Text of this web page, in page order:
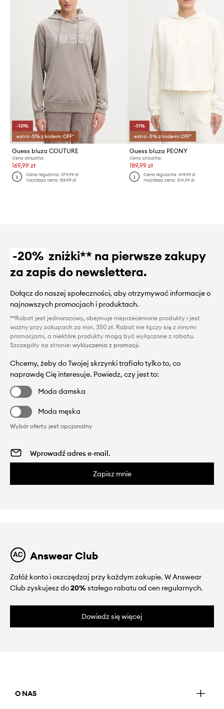
-10%
extra -5% z kodem: OFF*
Guess bluza COUTURE
Cena aktualna:
169,99 zł
Cena regularna:379,99 zł
Najniższa cena:189,99 zł
-11%
extra -5% z kodem: OFF*
Guess bluza PEONY
Cena aktualna:
189,99 zł
Cena regularna: 419,99 zł
Najniższa cena: 214,99 zł
-20% zniżki** na pierwsze zakupy
za zapis do newslettera.
Dołącz do naszej społeczności, aby otrzymywać informacje o
najnowszych promocjach i produktach.
**Rabat jest jednorazowy, obejmuje nieprzecenione produkty i jest
ważny przy zakupach za min. 350 zł. Rabat nie łączy się z innymi
promocjami, a niektóre produkty mogą być wyłączone z rabatu.
Szczegóły na stronie: wykluczenia z promocji.
Chcemy, żeby do Twojej skrzynki trafiało tylko to, co
naprawdę Cię interesuje. Powiedz, czy jest to:
Moda damska
Moda męska
Wybór oferty jest opcjonalny
Zapisz mnie
Answear Club
Załóż konto i oszczędzaj przy każdym zakupie. W Answear
Club zyskujesz do20%stałego rabatu od cen regularnych.
Dowiedz się więcej
O NAS